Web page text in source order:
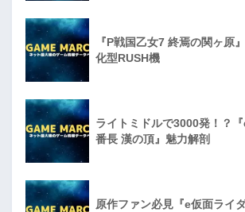
『P戦国乙女7 終焉の関ヶ原
化型RUSH機
ライトミドルで3000発！？『
番長 漢の頂』魅力解剖
原作ファン必見『e仮面ライ